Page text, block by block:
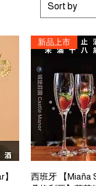
Sort by
Quick
新品上市
西班牙 【Miaña